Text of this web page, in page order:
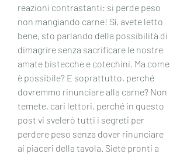
reazioni contrastanti: si perde peso
non mangiando carne! Sì, avete letto
bene, sto parlando della possibilità di
dimagrire senza sacrificare le nostre
amate bistecche e cotechini. Ma come
è possibile? E soprattutto, perché
dovremmo rinunciare alla carne? Non
temete, cari lettori, perché in questo
post vi svelerò tutti i segreti per
perdere peso senza dover rinunciare
ai piaceri della tavola. Siete pronti a